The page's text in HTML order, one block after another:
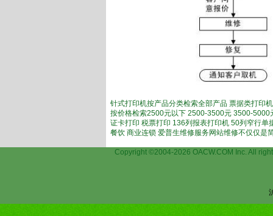
针式打印机按产品分类检索全部产品 票据类打印
按价格检索2500元以下 2500-3500元 3500-
证卡打印 税票打印 136列报表打印机 50列窄行单
餐饮 商业连锁 爱普生维修服务网站维修不仅仅是
Copyright ©2004-2026 OACW.COM Inc. All